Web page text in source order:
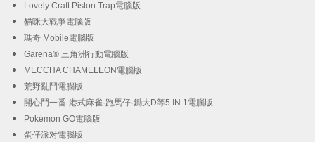
Lovely Craft Piston Trap電腦版
貓咪大戰爭電腦版
瑪奇 Mobile電腦版
Garena® 三角洲行動電腦版
MECCHA CHAMELEON電腦版
荒野亂鬥電腦版
開心鬥一番-港式麻雀·跑馬仔·鋤大D等5 IN 1電腦版
Pokémon GO電腦版
蛋仔派对電腦版